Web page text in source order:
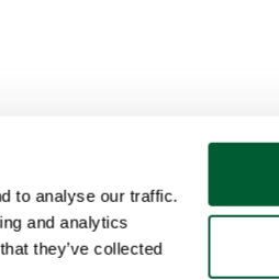
to analyse our traffic.
and analytics
they’ve collected